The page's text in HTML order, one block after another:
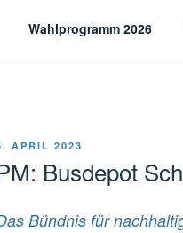
für nachhaltige
Wahlprogramm 2026
APRIL 2023
Busdepot
Bündnis für